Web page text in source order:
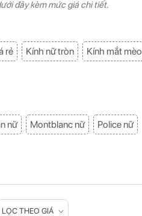
đây kèm mức giá chi tiết.
rẻ Kính nữ tròn
Kính mắt mèo
nữ Montblanc nữ
Police nữ
LỌC THEO GIÁ